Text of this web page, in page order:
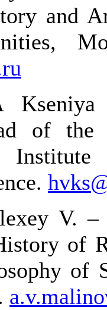
and
of
V. –
of
of